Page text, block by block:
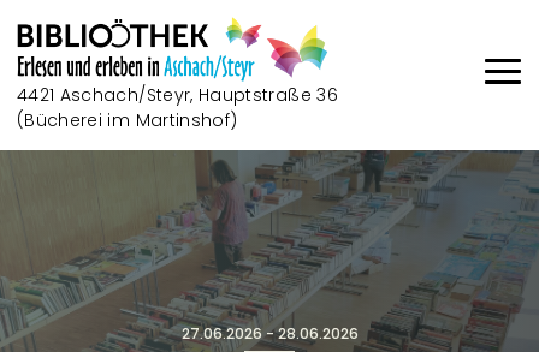
Direkt zum Inhalt
4421 Aschach/Steyr, Hauptstraße 36
(Bücherei im Martinshof)
27.06.2026-28.06.2026